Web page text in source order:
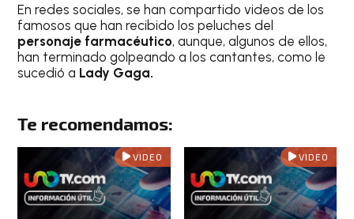
En redes sociales, se han compartido videos de los
famosos que han recibido los peluches del
personaje farmacéutico, aunque, algunos de ellos,
han terminado golpeando a los cantantes, como le
sucedió a Lady Gaga.
Te recomendamos:
VIDEO VIDEO